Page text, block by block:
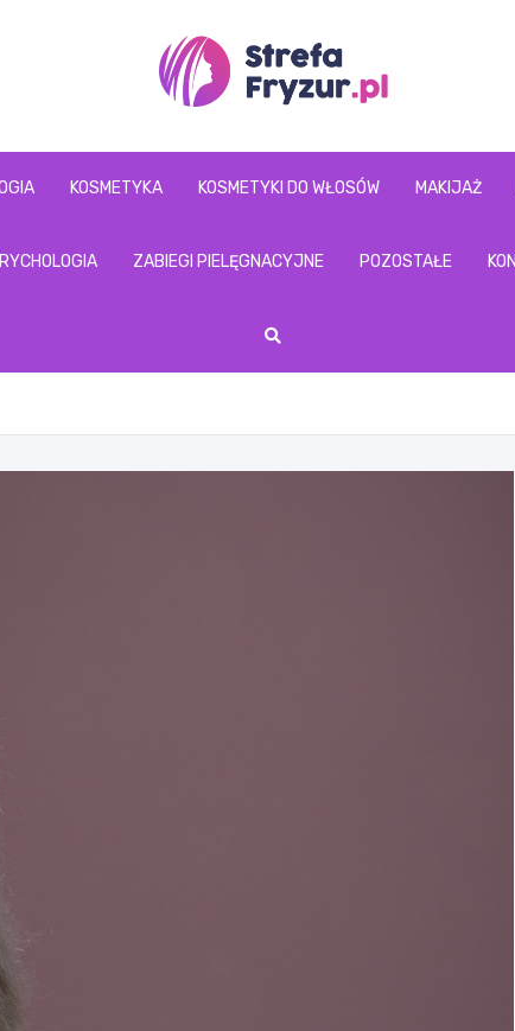
KOSMETYKA KOSMETYKI DO WŁOSÓW MAKIJAŻ
ZABIEGI PIELĘGNACYJNE POZOSTAŁE